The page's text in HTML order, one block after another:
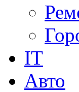
IT
Авто